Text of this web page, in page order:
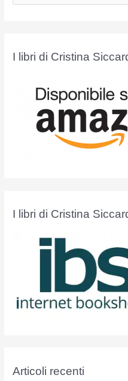
I libri di Cristina
I libri di Cristina
Articoli recenti